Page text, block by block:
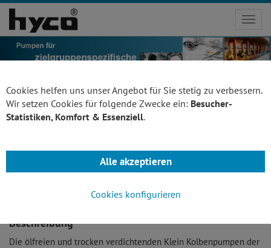
Kolbenpumpe -
Auslaufmodell
Beschreibung
Die ölfreien und trocken verdichtenden Klein Kolbenpumpen der
Cookies helfen uns unser Angebot für Sie stetig zu verbessern.
Wir setzen Cookies für folgende Zwecke ein: Besucher-
Statistiken, Komfort & Essenziell.
Cookies konfigurieren
Alle akzeptieren